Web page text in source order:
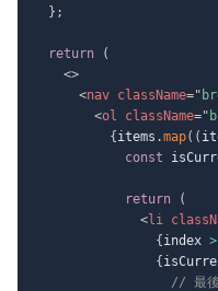
} ;
return
(
<>
<nav className="
<ol className="
{ items .map( (
const
return
(
<li
{ index >
{
// 最後